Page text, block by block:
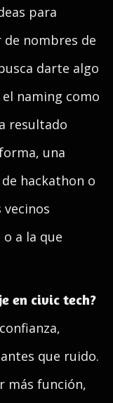
para
nombres de
darte algo
naming como
resultado
una
hackathon o
a la que
en civic tech?
que ruido.
más función,